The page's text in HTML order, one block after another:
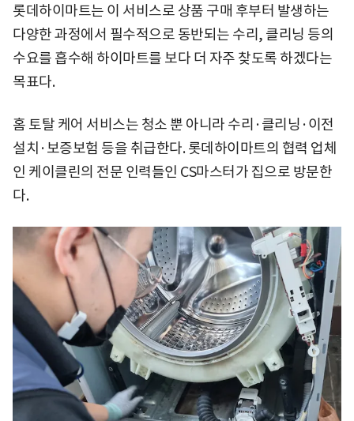
롯데하이마트는 이 서비스로 상품 구매 후부터 발생하는
다양한 과정에서 필수적으로 동반되는 수리, 클리닝 등의
수요를 흡수해 하이마트를 보다 더 자주 찾도록 하겠다는
목표다.
홈 토탈 케어 서비스는 청소 뿐 아니라 수리·클리닝·이전
설치·보증보험 등을 취급한다. 롯데하이마트의 협력 업체
인 케이클린의 전문 인력들인 CS마스터가 집으로 방문한
다.